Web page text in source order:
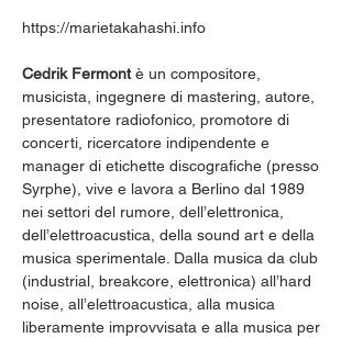
https://marietakahashi.info
Cedrik Fermont è un compositore,
musicista, ingegnere di mastering, autore,
presentatore radiofonico, promotore di
concerti, ricercatore indipendente e
manager di etichette discografiche (presso
Syrphe), vive e lavora a Berlino dal 1989
nei settori del rumore, dell’elettronica,
dell’elettroacustica, della sound art e della
musica sperimentale. Dalla musica da club
(industrial, breakcore, elettronica) all’hard
noise, all’elettroacustica, alla musica
liberamente improvvisata e alla musica per